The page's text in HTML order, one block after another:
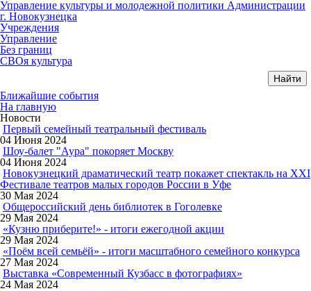
Управление культуры и молодежной политики Администрации
г. Новокузнецка
Учреждения
Управление
Без границ
СВОя культура
Ближайшие события
На главную
Новости
Первый семейный театральный фестиваль
04 Июня 2024
Шоу-балет "Аура" покоряет Москву
04 Июня 2024
Новокузнецкий драматический театр покажет спектакль на XXI
Фестивале театров малых городов России в Уфе
30 Мая 2024
Общероссийский день библиотек в Гоголевке
29 Мая 2024
«Кузню приберите!» - итоги ежегодной акции
29 Мая 2024
«Поём всей семьёй» - итоги масштабного семейного конкурса
27 Мая 2024
Выставка «Современный Кузбасс в фотографиях»
24 Мая 2024